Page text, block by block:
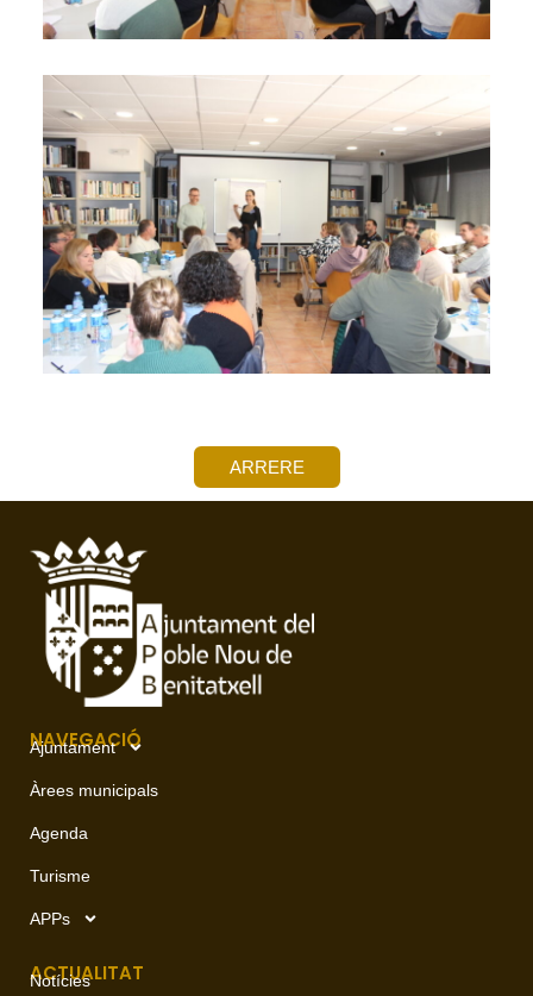
ARRERE
NAVEGACIÓ
Ajuntament
Àrees municipals
Agenda
Turisme
APPs
ACTUALITAT
Notícies